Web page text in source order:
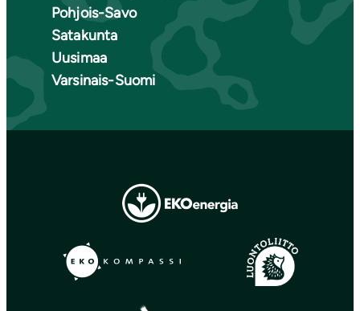
Pohjois-Savo
Satakunta
Uusimaa
Varsinais-Suomi